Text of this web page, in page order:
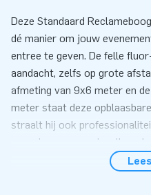
Deze Standaard
dé manier om jouw
entree te geven. De felle
aandacht, zelfs op grote
afmeting van 9x6 meter en
meter staat deze
straalt hij ook
voorzien van verwisselbare
bevestigt, waardoor je hem